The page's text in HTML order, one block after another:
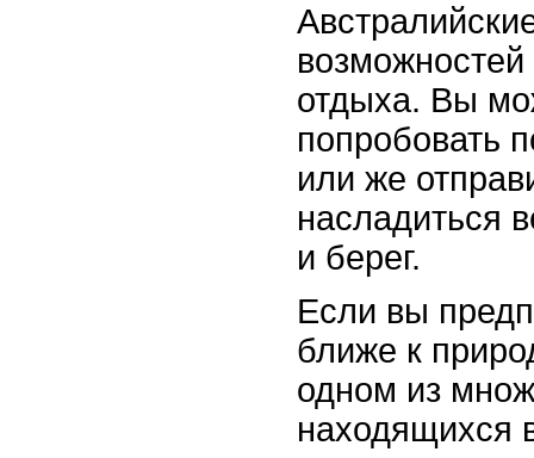
отдыха. Вы
попробовать
или же
насладиться
и берег.
Если вы
ближе к
одном из
находящихся